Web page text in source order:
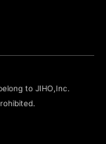
to JIHO,Inc.